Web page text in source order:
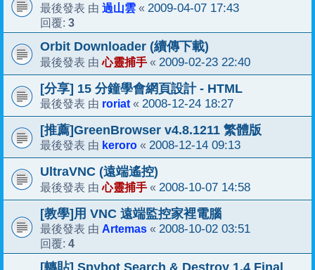
最後發表 由 過山雲 « 2009-04-07 17:43
回覆: 3
Orbit Downloader (續傳下載)
最後發表 由心靈捕手 « 2009-02-23 22:40
[分享] 15 分鐘學會網頁設計 - HTML
最後發表 由 roriat « 2008-12-24 18:27
[推薦]GreenBrowser v4.8.1211 繁體版
最後發表 由 keroro « 2008-12-14 09:13
UltraVNC (遠端遙控)
最後發表 由心靈捕手 « 2008-10-07 14:58
[教學]用 VNC 遠端監控家裡電腦
最後發表 由 Artemas « 2008-10-02 03:51
回覆: 4
[轉貼] Spybot Search & Destroy 1.4 Final